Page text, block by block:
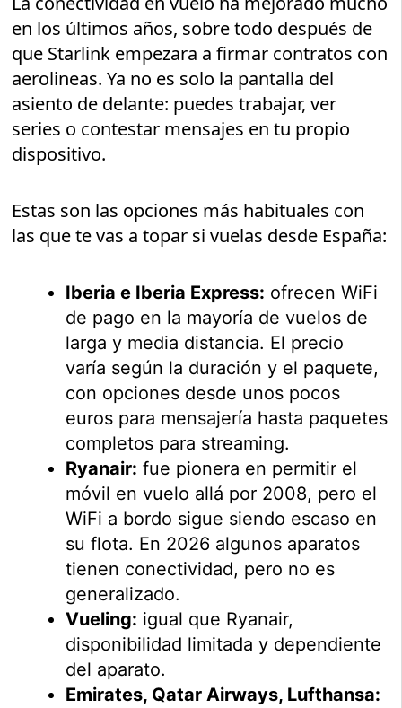
en los últimos años, sobre todo después de
que Starlink empezara a firmar contratos con
aerolineas. Ya no es solo la pantalla del
asiento de delante: puedes trabajar, ver
series o contestar mensajes en tu propio
dispositivo.
Estas son las opciones más habituales con
las que te vas a topar si vuelas desde España:
Iberia e Iberia Express: ofrecen WiFi
de pago en la mayoría de vuelos de
larga y media distancia. El precio
varía según la duración y el paquete,
con opciones desde unos pocos
euros para mensajería hasta paquetes
completos para streaming.
Ryanair: fue pionera en permitir el
móvil en vuelo allá por 2008, pero el
WiFi a bordo sigue siendo escaso en
su flota. En 2026 algunos aparatos
tienen conectividad, pero no es
generalizado.
Vueling: igual que Ryanair,
disponibilidad limitada y dependiente
del aparato.
Emirates, Qatar Airways, Lufthansa: